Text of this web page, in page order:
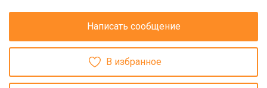
Написать сообщение
В избранное